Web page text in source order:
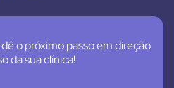
o próximo passo em direção
da sua clínica!